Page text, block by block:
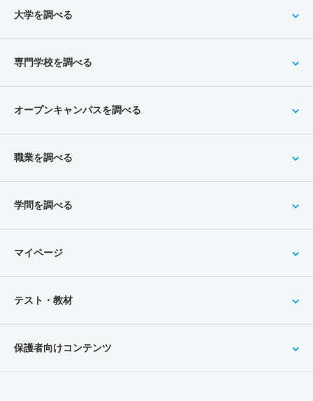
大学を調べる
専門学校を調べる
オープンキャンパスを調べる
職業を調べる
学問を調べる
マイページ
テスト・教材
保護者向けコンテンツ